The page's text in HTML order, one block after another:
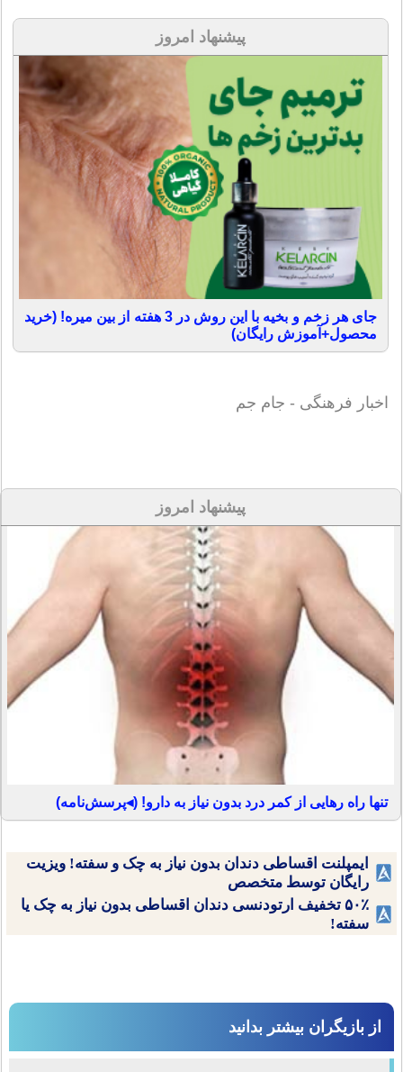
پیشنهاد امروز
جای هر زخم و بخیه با این روش در 3 هفته از بین میره! (خرید
محصول+آموزش رایگان)
اخبار فرهنگی - جام جم
پیشنهاد امروز
تنها راه رهایی از کمر درد بدون نیاز به دارو! (◂پرسش‌نامه)
ایمپلنت اقساطی دندان بدون نیاز به چک و سفته! ویزیت
رایگان توسط متخصص
۵۰٪ تخفیف ارتودنسی دندان اقساطی بدون نیاز به چک یا
سفته!
از بازیگران بیشتر بدانید